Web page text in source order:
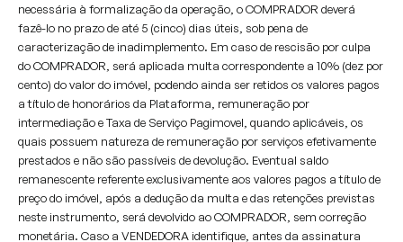
necessária à formalização da operação, o COMPRADOR deverá
fazê-lo no prazo de até 5 (cinco) dias úteis, sob pena de
caracterização de inadimplemento. Em caso de rescisão por culpa
do COMPRADOR, será aplicada multa correspondente a 10% (dez por
cento) do valor do imóvel, podendo ainda ser retidos os valores pagos
a título de honorários da Plataforma, remuneração por
intermediação e Taxa de Serviço Pagimovel, quando aplicáveis, os
quais possuem natureza de remuneração por serviços efetivamente
prestados e não são passíveis de devolução. Eventual saldo
remanescente referente exclusivamente aos valores pagos a título de
preço do imóvel, após a dedução da multa e das retenções previstas
neste instrumento, será devolvido ao COMPRADOR, sem correção
monetária. Caso a VENDEDORA identifique, antes da assinatura